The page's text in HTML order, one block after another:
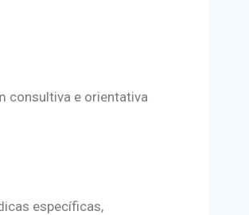
consultiva e orientativa
específicas,